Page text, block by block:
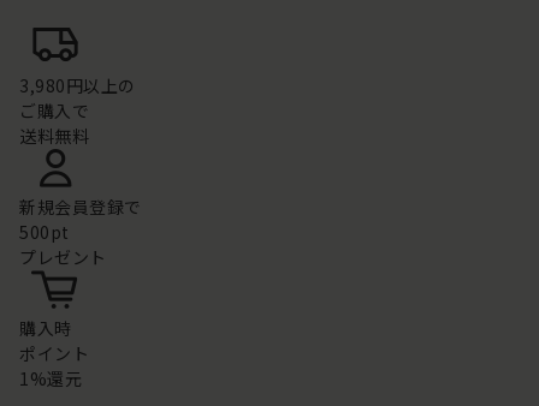
3,980円以上の
ご購入で
送料無料
新規会員登録で
500pt
プレゼント
購入時
ポイント
1%還元